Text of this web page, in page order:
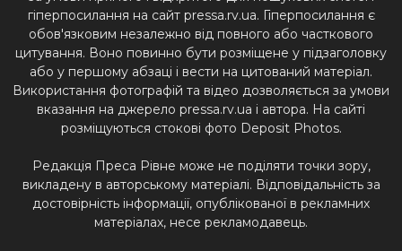
гіперпосилання на сайт pressa.rv.ua. Гіперпосилання є
обов'язковим незалежно від повного або часткового
цитування. Воно повинно бути розміщене у підзаголовку
або у першому абзаці і вести на цитований матеріал.
Використання фотографій та відео дозволяється за умови
вказання на джерело pressa.rv.ua і автора. На сайті
розміщуються стокові фото Deposit Photos.
Редакція Преса Рівне може не поділяти точки зору,
викладену в авторському матеріалі. Відповідальність за
достовірність інформації, опублікованої в рекламних
матеріалах, несе рекламодавець.